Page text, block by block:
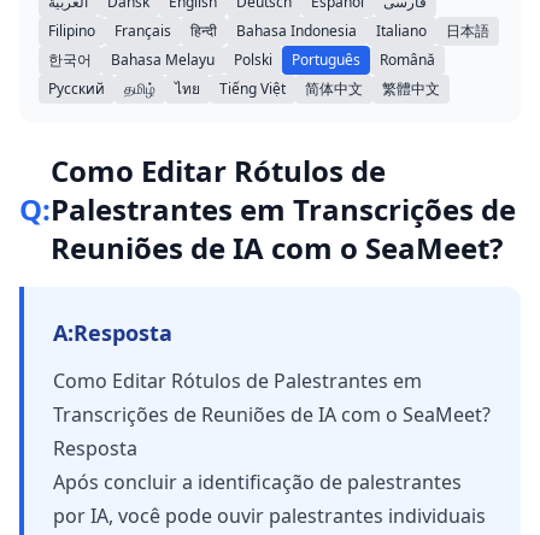
Filipino
Français हिन्दी Bahasa Indonesia Italiano
日本語
한국어
Bahasa Melayu Polski Português
Română
Русский
தமிழ் ไทย Tiếng Việt 简体中文 繁體中文
Q:
Como Editar Rótulos de
Palestrantes em Transcrições de
Reuniões de IA com o SeaMeet?
A:Resposta
Como Editar Rótulos de Palestrantes em
Transcrições de Reuniões de IA com o SeaMeet?
Resposta
Após concluir a identificação de palestrantes
por IA, você pode ouvir palestrantes individuais